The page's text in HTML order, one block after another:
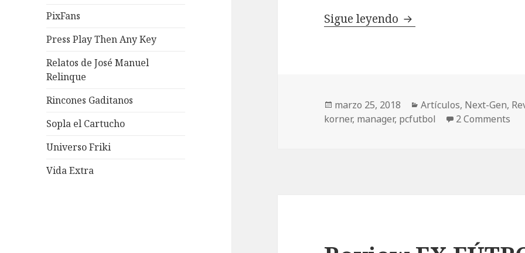
PixFans
Press Play Then Any Key
Relatos de José Manuel
Relinque
Rincones Gaditanos
Sopla el Cartucho
Universo Friki
Vida Extra
Sigue leyendo PC Fútbol 18:
Publicado
el
marzo 25, 2018 Categorías
Artículos, Next-Gen,
korner, manager, pcfutbol 2 Comments